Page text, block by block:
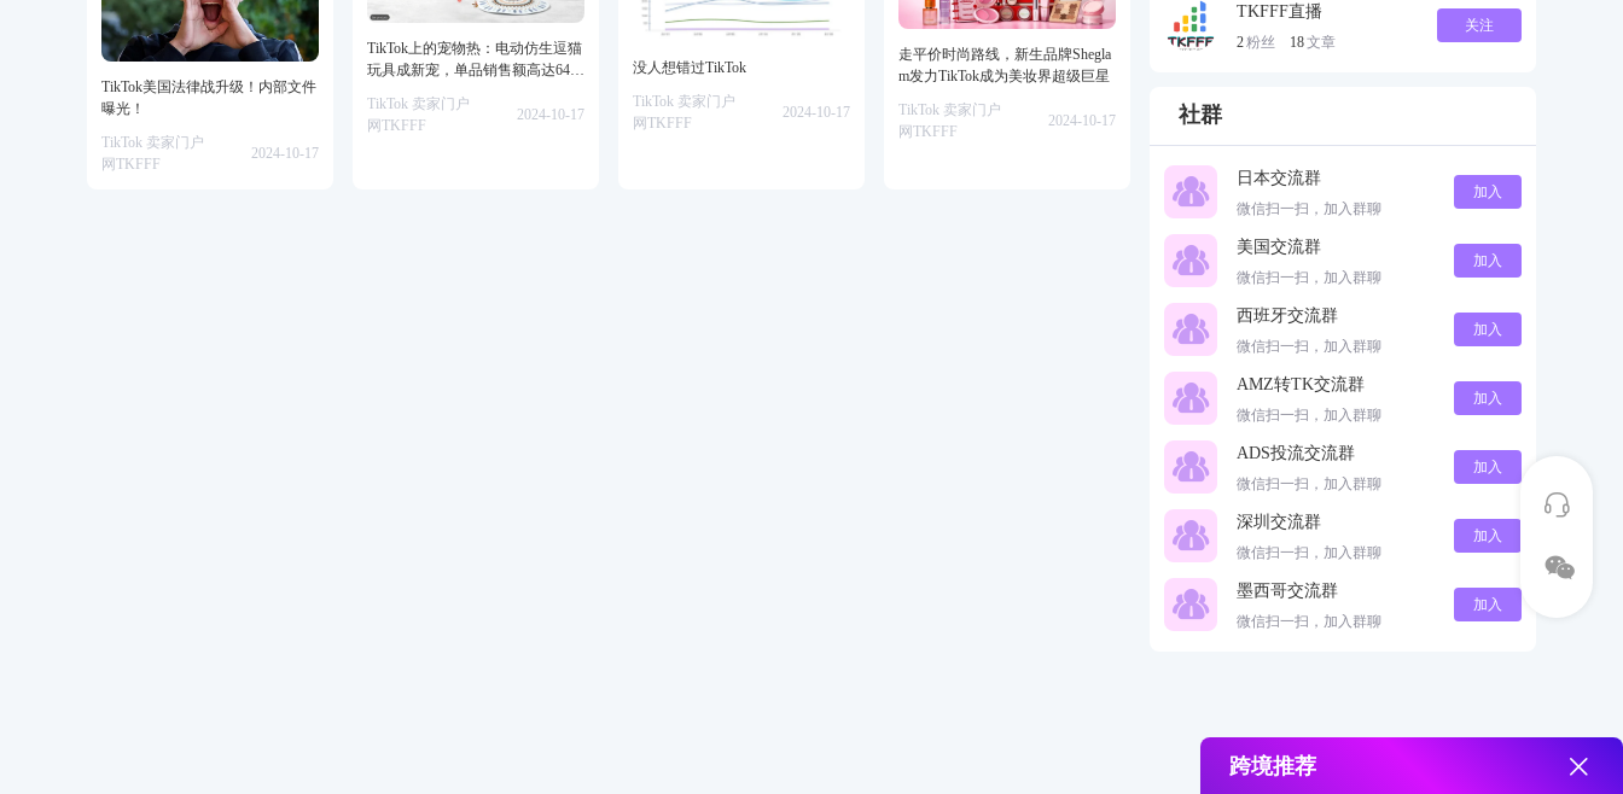
TikTok美国法律战升级！内部文件
曝光！
TikTok 卖家门户
网TKFFF
2024-10-17
TikTok上的宠物热：电动仿生逗猫
玩具成新宠，单品销售额高达64万
TikTok 卖家门户
网TKFFF
2024-10-17
没人想错过TikTok
TikTok 卖家门户
网TKFFF
2024-10-17
走平价时尚路线，新生品牌Shegla
m发力TikTok成为美妆界超级巨星
TikTok 卖家门户
网TKFFF
2024-10-17
TKFFF直播
2粉丝 18文章
关注
社群
日本交流群
微信扫一扫，加入群聊
加入
美国交流群
微信扫一扫，加入群聊
加入
西班牙交流群
微信扫一扫，加入群聊
加入
AMZ转TK交流群
微信扫一扫，加入群聊
加入
ADS投流交流群
微信扫一扫，加入群聊
加入
深圳交流群
微信扫一扫，加入群聊
加入
墨西哥交流群
微信扫一扫，加入群聊
加入
跨境推荐